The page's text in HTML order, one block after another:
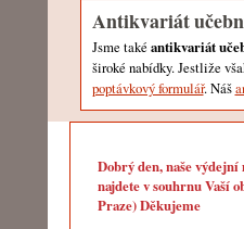
Antikvariát
Jsme také antikvariát
široké nabídky. Jestliže
poptávkový formulář. Náš
Dobrý den, naše
najdete v souhrnu Vaší
Praze) Děkujeme